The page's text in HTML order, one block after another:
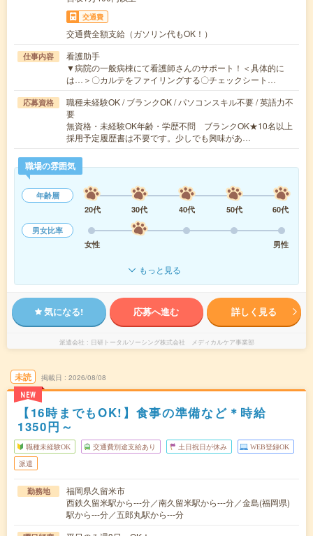
交通費
交通費全額支給（ガソリン代もOK！）
仕事内容
看護助手
▼病院の一般病棟にて看護師さんのサポート！＜具体的に
は…＞〇カルテをファイリングする〇チェックシート…
応募資格
職種未経験OK / ブランクOK / パソコンスキル不要 / 英語力不
要
無資格・未経験OK年齢・学歴不問 ブランクOK★10名以上
採用予定履歴書は不要です。少しでも興味があ…
職場の雰囲気
年齢層
20代
30代 40代 50代
60代
男女比率
女性
男性
もっと見る
気になる! 応募へ進む 詳しく見る
派遣会社 日研トータルソーシング株式会社 メディカルケア事業部
未読
NEW
掲載日 2026/08/08
【16時までもOK!】食事の準備など＊時給
1350円～
職種未経験OK 交通費別途支給あり 土日祝日が休み WEB登録OK
派遣
勤務地
福岡県久留米市
西鉄久留米駅から---分／南久留米駅から---分／金島(福岡県)
駅から---分／五郎丸駅から---分